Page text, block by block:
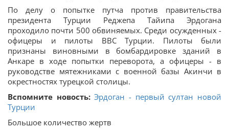
По делу о попытке путча против правительства
президента Турции Реджепа Тайипа Эрдогана
проходило почти 500 обвиняемых. Среди осужденных -
офицеры и пилоты ВВС Турции. Пилоты были
признаны виновными в бомбардировке зданий в
Анкаре в ходе попытки переворота, а офицеры - в
руководстве мятежниками с военной базы Акинчи в
окрестностях турецкой столицы.
Вспомните новость: Эрдоган - первый султан новой
Турции
Большое количество жертв